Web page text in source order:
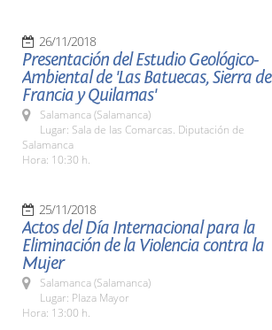
26/11/2018
Presentación del Estudio Geológico-
Ambiental de 'Las Batuecas, Sierra de
Francia y Quilamas'
Salamanca (Salamanca)
Lugar: Sala de las Comarcas. Diputación de
Salamanca
Hora: 10:30 h.
25/11/2018
Actos del Día Internacional para la
Eliminación de la Violencia contra la
Mujer
Salamanca (Salamanca)
Lugar: Plaza Mayor
Hora: 13:00 h.